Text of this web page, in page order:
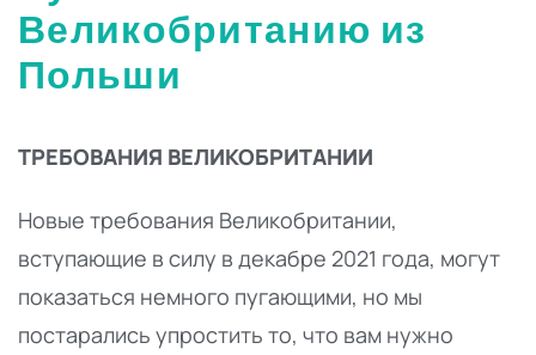
Великобританию из
Польши
ТРЕБОВАНИЯ ВЕЛИКОБРИТАНИИ
Новые требования Великобритании,
вступающие в силу в декабре 2021 года, могут
показаться немного пугающими, но мы
постарались упростить то, что вам нужно